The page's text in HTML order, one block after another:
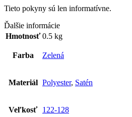
Tieto pokyny sú len informatívne.
Ďalšie informácie
Hmotnosť 0.5 kg
Farba Zelená
Materiál Polyester, Satén
Veľkosť 122-128